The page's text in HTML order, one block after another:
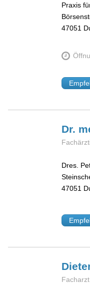
Praxis
47051
Dr.
Dres.
47051